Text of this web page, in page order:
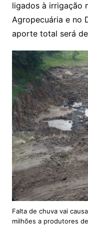
ligados à irrigação
Agropecuária e no
aporte total será
Falta de chuva vai
milhões a produtores